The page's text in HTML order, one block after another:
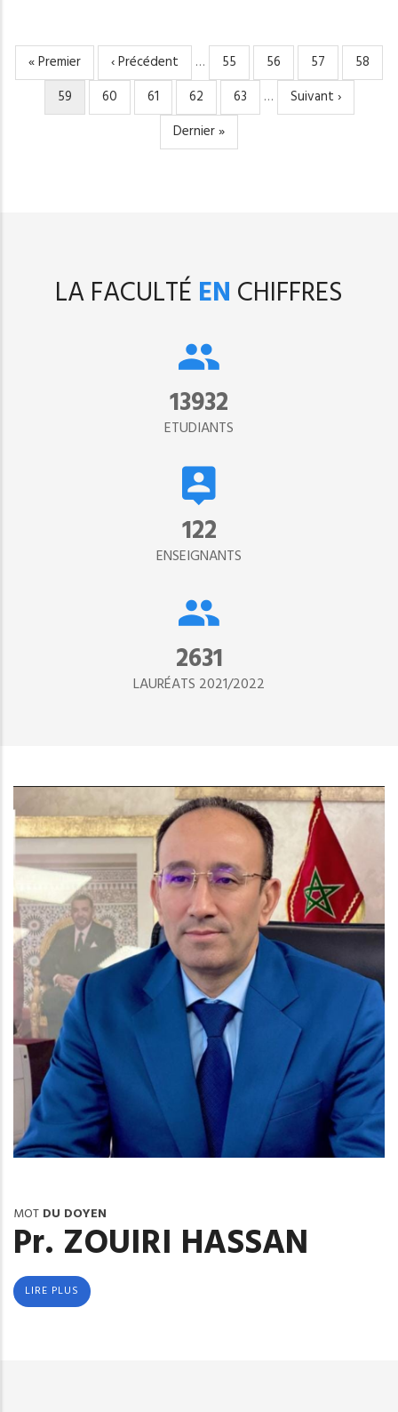
PAGINATION
Première
page
« Premier
Page
précédente
‹ Précédent … Page
55 Page
56 Page
57 Page
58
Page
courante
59 Page
60 Page
61 Page
62 Page
63 …
Page
suivante
Suivant ›
Dernière
page
Dernier »
LA FACULTÉ EN CHIFFRES
15302
ETUDIANTS
134
ENSEIGNANTS
2890
LAURÉATS 2021/2022
MOT DU DOYEN
Pr. ZOUIRI HASSAN
LIRE PLUS